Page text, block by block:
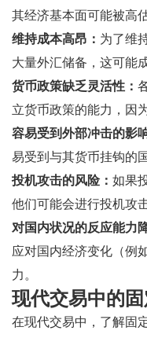
其经济基本面可能被高
维持成本高昂： 为了维
大量外汇储备，这可能
货币政策缺乏灵活性：
立货币政策的能力，因
容易受到外部冲击的影
易受到与其货币挂钩的
投机攻击的风险： 如果
他们可能会进行投机攻
对国内状况的反应能力
应对国内经济变化（例
力。
现代交易中的
在现代交易中，了解固